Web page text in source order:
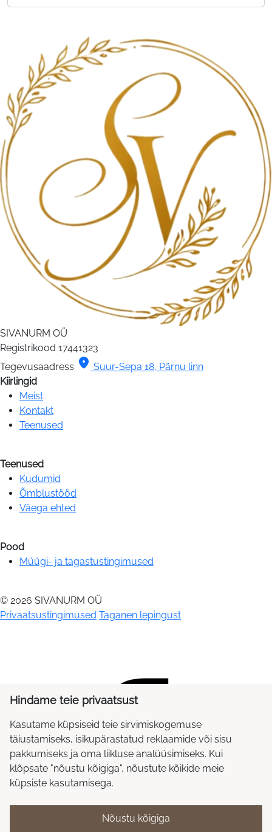
SIVANURM OÜ
Registrikood 17441323
Tegevusaadress location_on Suur-Sepa 18, Pärnu linn
Kiirlingid
Meist
Kontakt
Teenused
Teenused
Kudumid
Õmblustööd
Väega ehted
Pood
Müügi- ja tagastustingimused
© 2026 SIVANURM OÜ
Privaatsustingimused Taganen lepingust
Hindame teie privaatsust
Kasutame küpsiseid teie sirvimiskogemuse
täiustamiseks, isikupärastatud reklaamide või sisu
pakkumiseks ja oma liikluse analüüsimiseks. Kui
klõpsate "nõustu kõigiga", nõustute kõikide meie
küpsiste kasutamisega.
Nõustu kõigiga